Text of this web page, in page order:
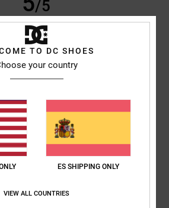
/5
5 /5
TO DC SHOES
your country
ES SHIPPING ONLY
VIEW ALL COUNTRIES